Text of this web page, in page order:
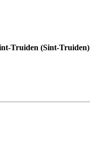
Truiden (Sint-Truiden)